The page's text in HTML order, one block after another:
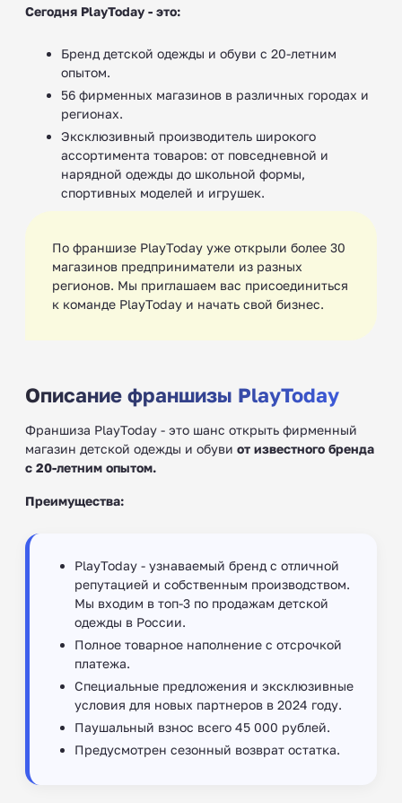
Сегодня PlayToday - это:
Бренд детской одежды и обуви с 20-летним
опытом.
56 фирменных магазинов в различных городах и
регионах.
Эксклюзивный производитель широкого
ассортимента товаров: от повседневной и
нарядной одежды до школьной формы,
спортивных моделей и игрушек.
По франшизе PlayToday уже открыли более 30
магазинов предприниматели из разных
регионов. Мы приглашаем вас присоединиться
к команде PlayToday и начать свой бизнес.
Описание франшизы PlayToday
Франшиза PlayToday - это шанс открыть фирменный
магазин детской одежды и обуви от известного бренда
с 20-летним опытом.
Преимущества:
PlayToday - узнаваемый бренд с отличной
репутацией и собственным производством.
Мы входим в топ-3 по продажам детской
одежды в России.
Полное товарное наполнение с отсрочкой
платежа.
Специальные предложения и эксклюзивные
условия для новых партнеров в 2024 году.
Паушальный взнос всего 45 000 рублей.
Предусмотрен сезонный возврат остатка.